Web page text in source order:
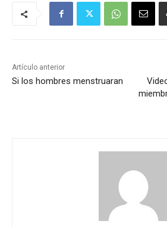
Artículo anterior
Si los hombres menstruaran